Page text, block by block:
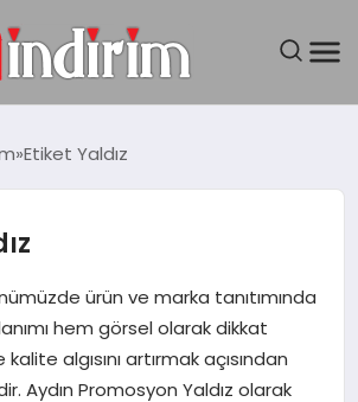
Etiket Yaldız
ürün ve marka tanıtımında
hem görsel olarak dikkat
algısını artırmak açısından
Aydın Promosyon Yaldız olarak